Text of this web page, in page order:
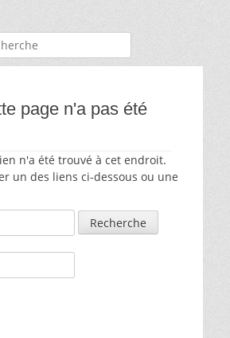
page n'a pas été
n'a été trouvé à cet endroit.
un des liens ci-dessous ou une